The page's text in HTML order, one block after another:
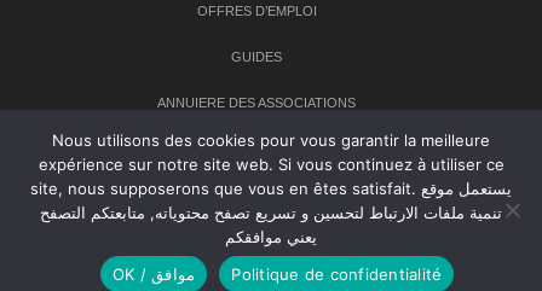
OFFRES D’EMPLOI
GUIDES
ANNUIERE DES ASSOCIATIONS
Newsletter
Inscrivez-vous à notre newsletter pour recevoir les dernières
nouvelles sur TANMIA
Nous utilisons des cookies pour vous garantir la meilleure
expérience sur notre site web. Si vous continuez à utiliser ce
site, nous supposerons que vous en êtes satisfait. يستعمل موقع
تنمية ملفات الارتباط لتحسين و تسريع تصفح محتوياته, متابعتكم التصفح
يعني موافقكم
OK / موافق
Politique de confidentialité